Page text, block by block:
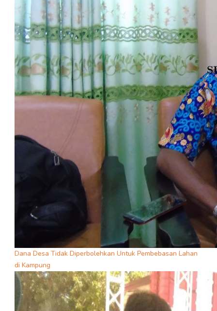
Dana Desa Tidak Diperbolehkan Untuk Pembebasan Lahan
di Kampung